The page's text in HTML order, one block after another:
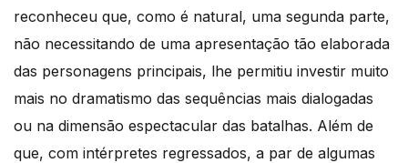
reconheceu que, como é natural, uma segunda parte,
não necessitando de uma apresentação tão elaborada
das personagens principais, lhe permitiu investir muito
mais no dramatismo das sequências mais dialogadas
ou na dimensão espectacular das batalhas. Além de
que, com intérpretes regressados, a par de algumas